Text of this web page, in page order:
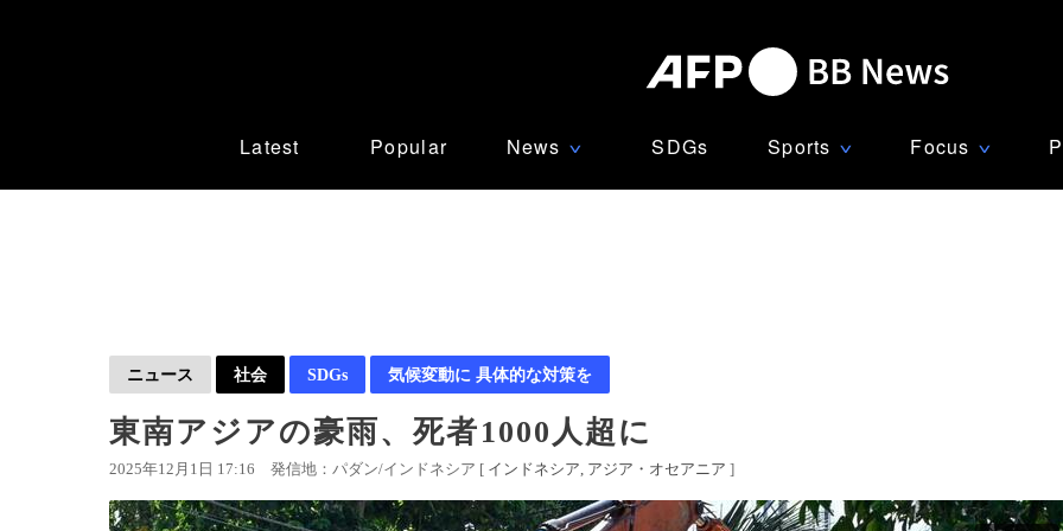
Latest Popular News ∨ SDGs Sports ∨ Focus ∨
ニュース 社会 SDGs 気候変動に 具体的な対策を
東南アジアの豪雨、死者1000人超に
2025年12月1日 17:16 発信地：パダン/インドネシア [ インドネシア アジア・オセアニア ]